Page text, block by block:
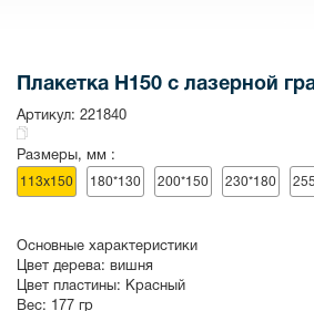
СУВЕНИРЫ РАСПРОДАЖА
Плакетка H150 с лазерной
Артикул: 221840
Размеры, мм :
113х150 180*130 200*150 230*180
Основные характеристики
Цвет дерева: вишня
Цвет пластины: Красный
Вес: 177 гр